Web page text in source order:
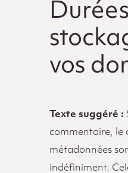
vos
Texte suggéré :
commentaire, le
métadonnées
indéfiniment.